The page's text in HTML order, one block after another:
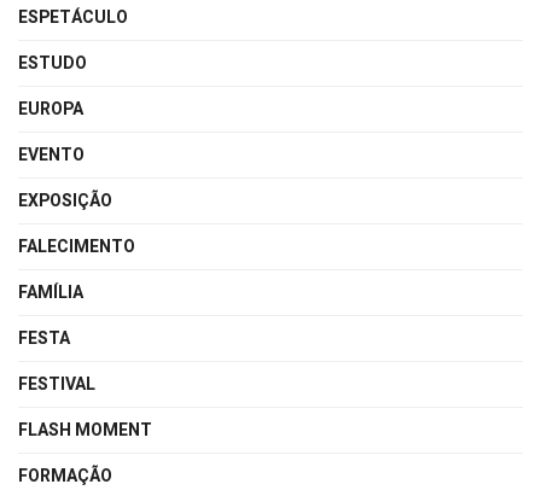
ESPETÁCULO
ESTUDO
EUROPA
EVENTO
EXPOSIÇÃO
FALECIMENTO
FAMÍLIA
FESTA
FESTIVAL
FLASH MOMENT
FORMAÇÃO